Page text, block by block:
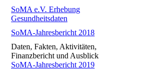
SoMA e.V. Erhebung
Gesundheitsdaten
SoMA-Jahresbericht 2018
Daten, Fakten, Aktivitäten,
Finanzbericht und Ausblick
SoMA-Jahresbericht 2019